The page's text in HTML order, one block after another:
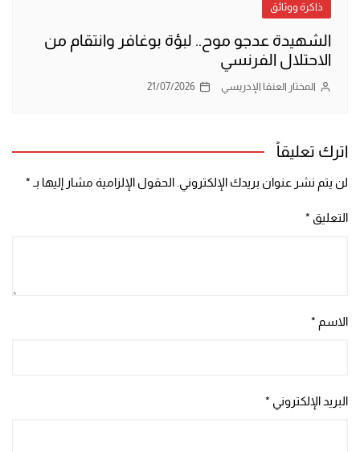
ذاكرة ووثائق
الشهيدة عدجو موح.. لبؤة بوغافر وانتقام من
الاحتلال الفرنسي
المختار العنقا الإدريسي 21/07/2026
اترك تعليقاً
لن يتم نشر عنوان بريدك الإلكتروني. الحقول الإلزامية مشار إليها بـ *
التعليق *
الاسم *
البريد الإلكتروني *